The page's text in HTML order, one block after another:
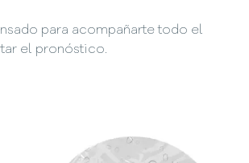
para acompañarte todo el
el pronóstico.